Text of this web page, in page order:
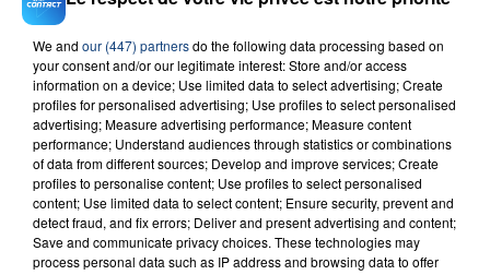
FIL D'ACTU
We and our (447) partnersdo the following data processing based on
your consent and/or our legitimate interest: Store and/or access
information on a device; Use limited data to select advertising; Create
profiles for personalised advertising; Use profiles to select personalised
advertising; Measure advertising performance; Measure content
performance; Understand audiences through statistics or combinations
of data from different sources; Develop and improve services; Create
profiles to personalise content; Use profiles to select personalised
content; Use limited data to select content; Ensure security, prevent and
detect fraud, and fix errors; Deliver and present advertising and content;
Save and communicate privacy choices. These technologies may
process personal data such as IP address and browsing data to offer